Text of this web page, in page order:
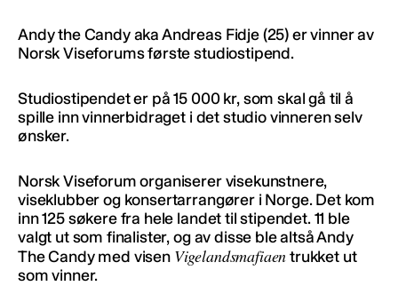
Andy the Candy aka Andreas Fidje (25) er vinner av
Norsk Viseforums første studiostipend.
Studiostipendet er på 15 000 kr, som skal gå til å
spille inn vinnerbidraget i det studio vinneren selv
ønsker.
Norsk Viseforum organiserer visekunstnere,
viseklubber og konsertarrangører i Norge. Det kom
inn 125 søkere fra hele landet til stipendet. 11 ble
valgt ut som finalister, og av disse ble altså Andy
The Candy med visen Vigelandsmafiaentrukket ut
som vinner.